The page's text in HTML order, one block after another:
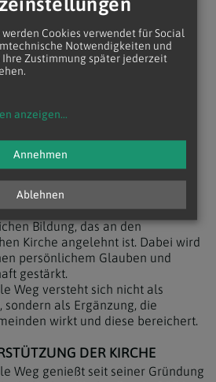
die sich auf die Taufe
einen Raum, in dem
im Licht des Glaubens
ihre persönliche
zu verstehen. Ein zentrales Ziel
Bedeutung der
Mitglieder durchlaufen ein
Bildung, das an den
Kirche angelehnt ist. Dabei wird
persönlichem Glauben und
gestärkt.
Weg versteht sich nicht als
als Ergänzung, die
wirkt und diese bereichert.
DER KIRCHE
Weg genießt seit seiner Gründung
Cookies verwendet für Social
Notwendigkeiten und
Ihre Zustimmung später jederzeit
anzeigen...
Ablehnen
Annehmen